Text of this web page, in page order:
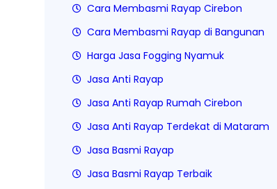
Cara Membasmi Rayap Cirebon
Cara Membasmi Rayap di Bangunan
Harga Jasa Fogging Nyamuk
Jasa Anti Rayap
Jasa Anti Rayap Rumah Cirebon
Jasa Anti Rayap Terdekat di Mataram
Jasa Basmi Rayap
Jasa Basmi Rayap Terbaik